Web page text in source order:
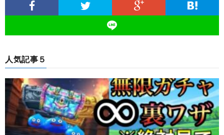
人気記事５